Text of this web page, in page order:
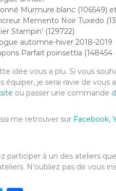
Murmure blanc (106549)
Memento Noir Tuxedo
Stampin’ (129722)
automne-hiver 2018-2019
Parfait poinsettia (148454
idée vous a plu. Si vous
équiper, je serai ravie de vous
site ou passer une commande
me retrouver sur Facebook,
participer à un des ateliers
N’oubliez pas de vous